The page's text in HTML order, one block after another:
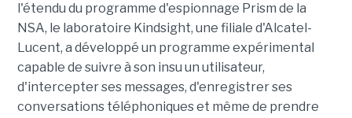
l'étendu du programme d'espionnage Prism de la
NSA, le laboratoire Kindsight, une filiale d'Alcatel-
Lucent, a développé un programme expérimental
capable de suivre à son insu un utilisateur,
d'intercepter ses messages, d'enregistrer ses
conversations téléphoniques et même de prendre